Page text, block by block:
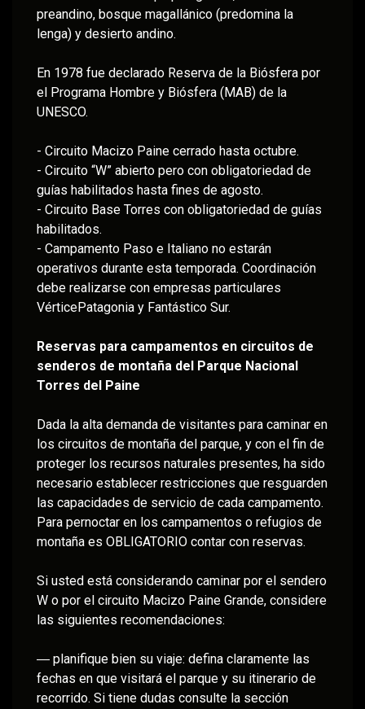
preandino, bosque magallánico (predomina la
lenga) y desierto andino.
En 1978 fue declarado Reserva de la Biósfera por
el Programa Hombre y Biósfera (MAB) de la
UNESCO.
- Circuito Macizo Paine cerrado hasta octubre.
- Circuito “W” abierto pero con obligatoriedad de
guías habilitados hasta fines de agosto.
- Circuito Base Torres con obligatoriedad de guías
habilitados.
- Campamento Paso e Italiano no estarán
operativos durante esta temporada. Coordinación
debe realizarse con empresas particulares
VérticePatagonia y Fantástico Sur.
Reservas para campamentos en circuitos de
senderos de montaña del Parque Nacional
Torres del Paine
Dada la alta demanda de visitantes para caminar en
los circuitos de montaña del parque, y con el fin de
proteger los recursos naturales presentes, ha sido
necesario establecer restricciones que resguarden
las capacidades de servicio de cada campamento.
Para pernoctar en los campamentos o refugios de
montaña es OBLIGATORIO contar con reservas.
Si usted está considerando caminar por el sendero
W o por el circuito Macizo Paine Grande, considere
las siguientes recomendaciones:
― planifique bien su viaje: defina claramente las
fechas en que visitará el parque y su itinerario de
recorrido. Si tiene dudas consulte la sección